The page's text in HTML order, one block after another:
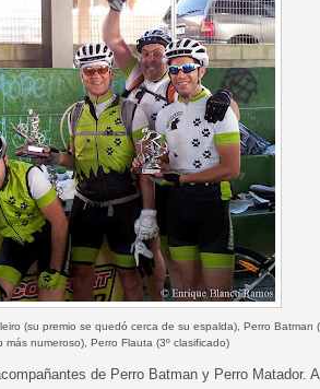
(su premio se quedó cerca de su espalda), Perro Batman
más numeroso), Perro Flauta (3º clasificado)
de Perro Batman y Perro Matador. A